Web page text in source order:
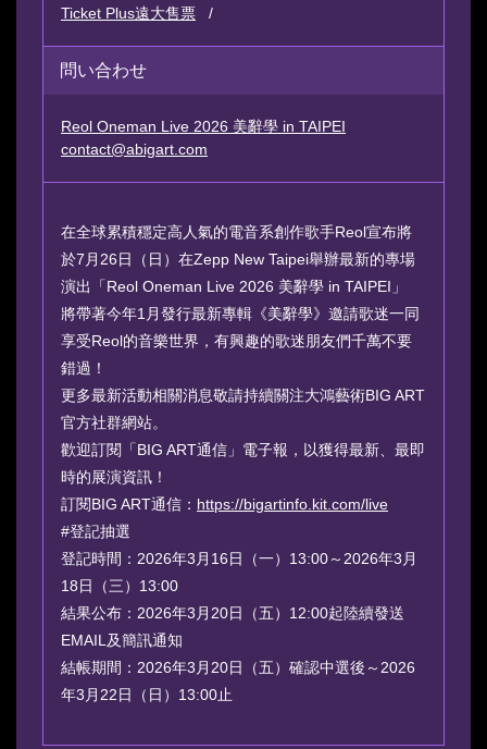
Ticket Plus遠大售票
問い合わせ
Reol Oneman Live 2026 美辭學 in TAIPEI
contact@abigart.com
在全球累積穩定高人氣的電音系創作歌手Reol宣布將
於7月26日（日）在Zepp New Taipei舉辦最新的專場
演出「Reol Oneman Live 2026 美辭學 in TAIPEI」
將帶著今年1月發行最新專輯《美辭學》邀請歌迷一同
享受Reol的音樂世界，有興趣的歌迷朋友們千萬不要
錯過！
更多最新活動相關消息敬請持續關注大鴻藝術BIG ART
官方社群網站。
歡迎訂閱「BIG ART通信」電子報，以獲得最新、最即
時的展演資訊！
訂閱BIG ART通信： https://bigartinfo.kit.com/live
#登記抽選
登記時間：2026年3月16日（一）13:00～2026年3月
18日（三）13:00
結果公布：2026年3月20日（五）12:00起陸續發送
EMAIL及簡訊通知
結帳期間：2026年3月20日（五）確認中選後～2026
年3月22日（日）13:00止